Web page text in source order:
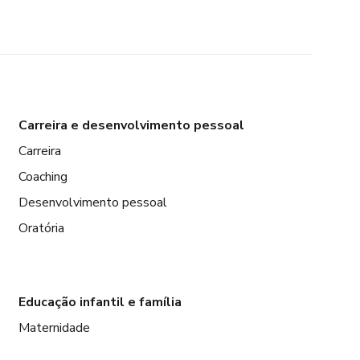
Carreira e desenvolvimento pessoal
Carreira
Coaching
Desenvolvimento pessoal
Oratória
Educação infantil e família
Maternidade